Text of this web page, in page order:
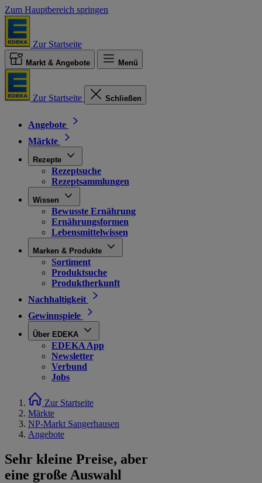
Zum Hauptbereich springen
Zur Startseite
Markt & Angebote Menü
Zur Startseite Schließen
Angebote
Märkte
Rezepte
Rezeptsuche
Rezeptsammlungen
Wissen
Bewusste Ernährung
Ernährungsformen
Lebensmittelwissen
Marken & Produkte
Sortiment
Produktsuche
Produktherkunft
Nachhaltigkeit
Gewinnspiele
Über EDEKA
EDEKA App
Newsletter
Verbund
Jobs
Zur Startseite
Märkte
NP-Markt Sangerhausen
Angebote
Sehr kleine Preise, aber
eine große Auswahl